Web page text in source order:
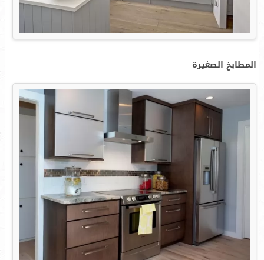
المطابخ الصغيرة